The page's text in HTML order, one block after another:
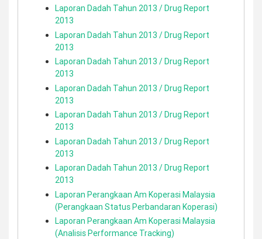
Laporan Dadah Tahun 2013 / Drug Report
2013
Laporan Dadah Tahun 2013 / Drug Report
2013
Laporan Dadah Tahun 2013 / Drug Report
2013
Laporan Dadah Tahun 2013 / Drug Report
2013
Laporan Dadah Tahun 2013 / Drug Report
2013
Laporan Dadah Tahun 2013 / Drug Report
2013
Laporan Dadah Tahun 2013 / Drug Report
2013
Laporan Perangkaan Am Koperasi Malaysia
(Perangkaan Status Perbandaran Koperasi)
Laporan Perangkaan Am Koperasi Malaysia
(Analisis Performance Tracking)